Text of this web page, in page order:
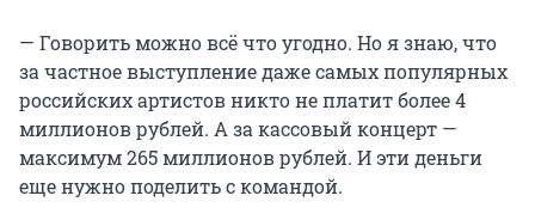
— Говорить можно всё что угодно. Но я знаю, что
за частное выступление даже самых популярных
российских артистов никто не платит более 4
миллионов рублей. А за кассовый концерт —
максимум 265 миллионов рублей. И эти деньги
еще нужно поделить с командой.